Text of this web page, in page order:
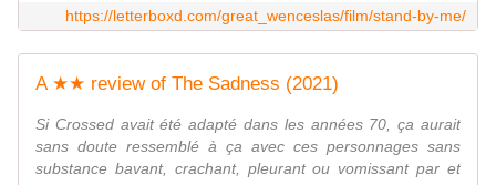
https://letterboxd.com/great_wenceslas/film/stand-by-me/
A ★★ review of The Sadness (2021)
Si Crossed avait été adapté dans les années 70, ça aurait
sans doute ressemblé à ça avec ces personnages sans
substance bavant, crachant, pleurant ou vomissant par et